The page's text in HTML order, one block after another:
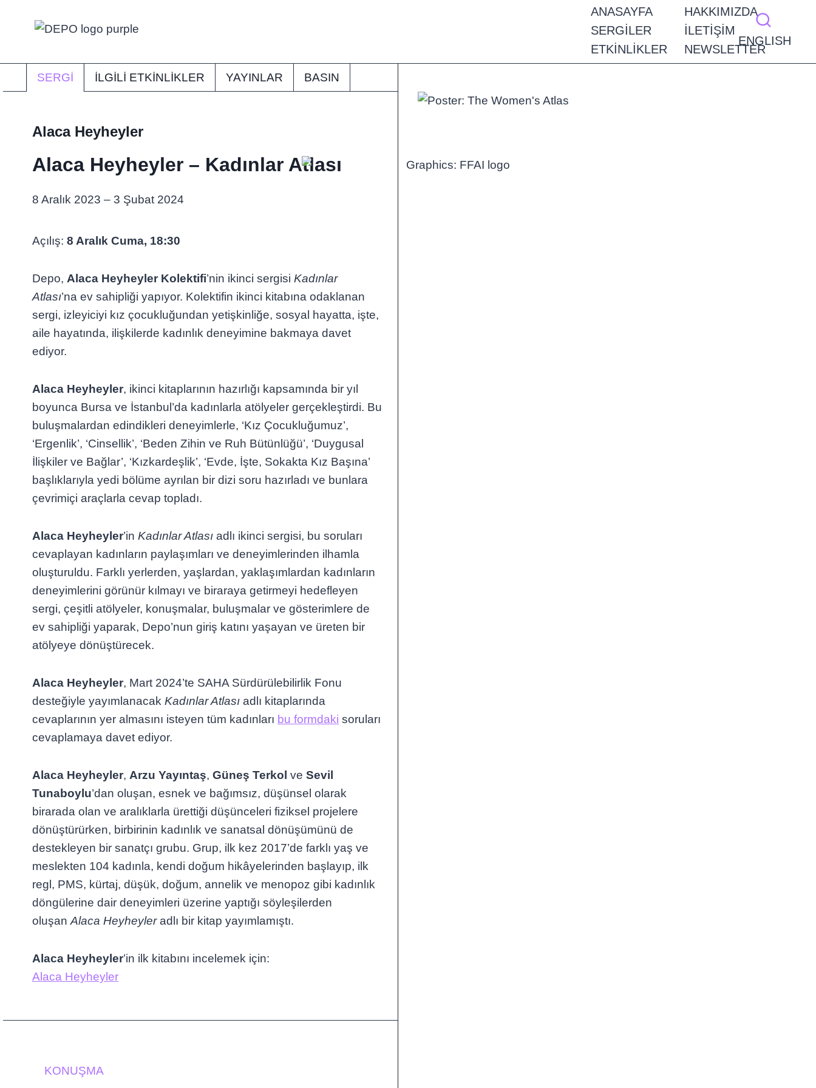
ANASAYFA
SERGILER
ETKINLIKLER
HAKKIMIZDA
İLETIŞIM
NEWSLETTER
ENGLISH
SERGI İLGİLİ ETKİNLİKLER YAYINLAR BASIN
Alaca Heyheyler
Alaca Heyheyler – Kadınlar Atlası
8 Aralık 2023 – 3 Şubat 2024
Açılış: 8 Aralık Cuma, 18:30
Depo, Alaca Heyheyler Kolektifi’nin ikinci sergisi Kadınlar
Atlası’na ev sahipliği yapıyor. Kolektifin ikinci kitabına odaklanan
sergi, izleyiciyi kız çocukluğundan yetişkinliğe, sosyal hayatta, işte,
aile hayatında, ilişkilerde kadınlık deneyimine bakmaya davet
ediyor.
Alaca Heyheyler, ikinci kitaplarının hazırlığı kapsamında bir yıl
boyunca Bursa ve İstanbul’da kadınlarla atölyeler gerçekleştirdi. Bu
buluşmalardan edindikleri deneyimlerle, ‘Kız Çocukluğumuz’,
‘Ergenlik’, ‘Cinsellik’, ‘Beden Zihin ve Ruh Bütünlüğü’, ‘Duygusal
İlişkiler ve Bağlar’, ‘Kızkardeşlik’, ‘Evde, İşte, Sokakta Kız Başına’
başlıklarıyla yedi bölüme ayrılan bir dizi soru hazırladı ve bunlara
çevrimiçi araçlarla cevap topladı.
Alaca Heyheyler’in Kadınlar Atlası adlı ikinci sergisi, bu soruları
cevaplayan kadınların paylaşımları ve deneyimlerinden ilhamla
oluşturuldu. Farklı yerlerden, yaşlardan, yaklaşımlardan kadınların
deneyimlerini görünür kılmayı ve biraraya getirmeyi hedefleyen
sergi, çeşitli atölyeler, konuşmalar, buluşmalar ve gösterimlere de
ev sahipliği yaparak, Depo’nun giriş katını yaşayan ve üreten bir
atölyeye dönüştürecek.
Alaca Heyheyler, Mart 2024’te SAHA Sürdürülebilirlik Fonu
desteğiyle yayımlanacak Kadınlar Atlası adlı kitaplarında
cevaplarının yer almasını isteyen tüm kadınları bu formdaki soruları
cevaplamaya davet ediyor.
Alaca Heyheyler, Arzu Yayıntaş, Güneş Terkol ve Sevil
Tunaboylu’dan oluşan, esnek ve bağımsız, düşünsel olarak
birarada olan ve aralıklarla ürettiği düşünceleri fiziksel projelere
dönüştürürken, birbirinin kadınlık ve sanatsal dönüşümünü de
destekleyen bir sanatçı grubu. Grup, ilk kez 2017’de farklı yaş ve
meslekten 104 kadınla, kendi doğum hikâyelerinden başlayıp, ilk
regl, PMS, kürtaj, düşük, doğum, annelik ve menopoz gibi kadınlık
döngülerine dair deneyimleri üzerine yaptığı söyleşilerden
oluşan Alaca Heyheyleradlı bir kitap yayımlamıştı.
Alaca Heyheyler’in ilk kitabını incelemek için:
Alaca Heyheyler
KONUŞMA